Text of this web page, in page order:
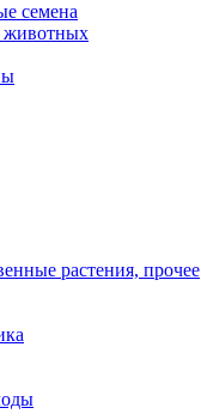
семена
животных
растения, прочее